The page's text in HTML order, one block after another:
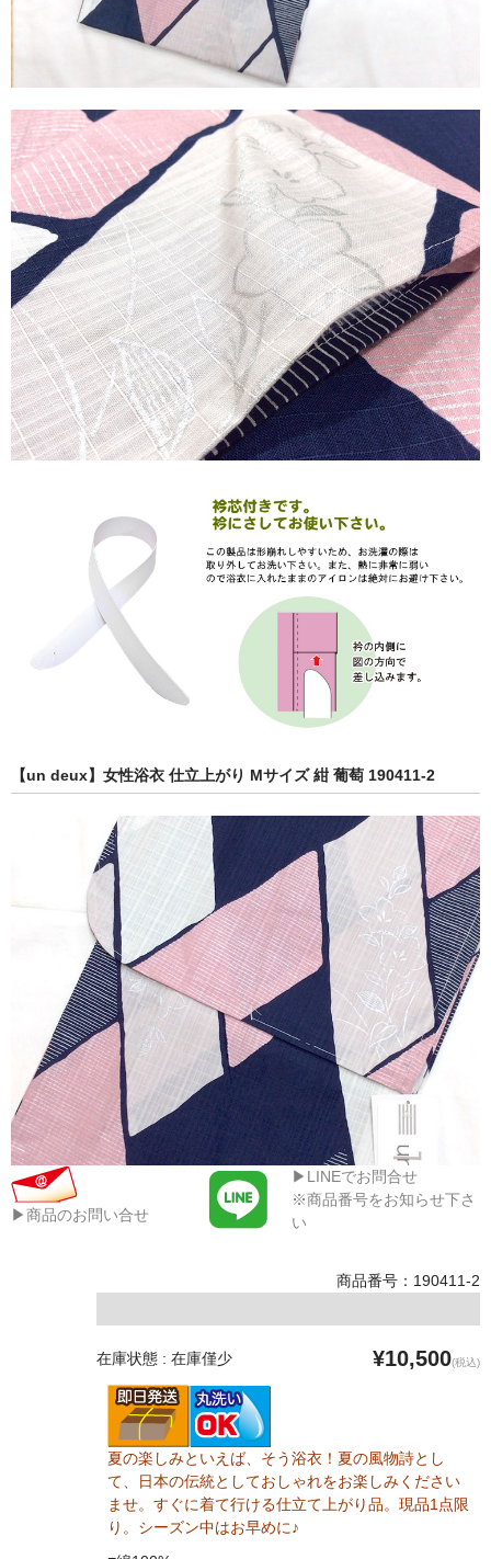
【un deux】女性浴衣 仕立上がり Mサイズ 紺 葡萄 190411-2
▶商品のお問い合せ
▶LINEでお問合せ
※商品番号をお知らせ下さ
い
商品番号：190411-2
在庫状態 : 在庫僅少 ¥10,500(税込)
夏の楽しみといえば、そう浴衣！夏の風物詩とし
て、日本の伝統としておしゃれをお楽しみください
ませ。すぐに着て行ける仕立て上がり品。現品1点限
り。シーズン中はお早めに♪